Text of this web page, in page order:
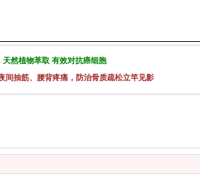
然植物萃取 有效对抗癌细胞
间抽筋、腰背疼痛，防治骨质疏松立竿见影